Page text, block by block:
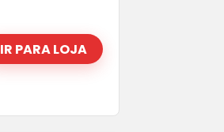
IR PARA LOJA